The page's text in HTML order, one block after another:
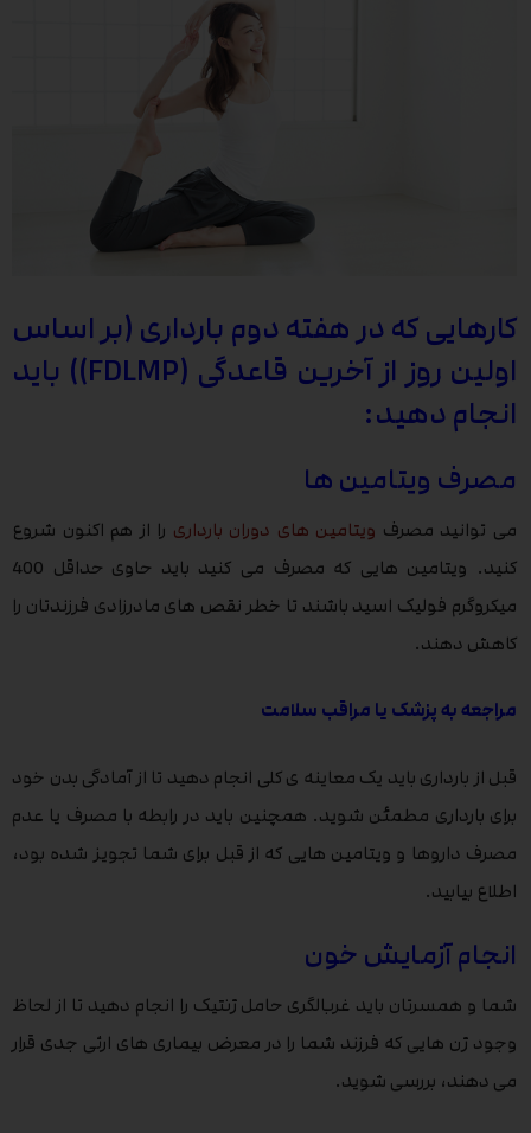
کارهایی که در هفته دوم بارداری (بر اساس
اولین روز از آخرین قاعدگی (FDLMP)) باید
انجام دهید:
مصرف ویتامین ها
می توانید مصرف ویتامین های دوران بارداری را از هم اکنون شروع
کنید. ویتامین هایی که مصرف می کنید باید حاوی حداقل 400
میکروگرم فولیک اسید باشند تا خطر نقص های مادرزادی فرزندتان را
کاهش دهند.
مراجعه به پزشک یا مراقب سلامت
قبل از بارداری باید یک معاینه ی کلی انجام دهید تا از آمادگی بدن خود
برای بارداری مطمئن شوید. همچنین باید در رابطه با مصرف یا عدم
مصرف داروها و ویتامین هایی که از قبل برای شما تجویز شده بود،
اطلاع بیابید.
انجام آزمایش خون
شما و همسرتان باید غربالگری حامل ژنتیک را انجام دهید تا از لحاظ
وجود ژن هایی که فرزند شما را در معرض بیماری های ارثی جدی قرار
می دهند، بررسی شوید.